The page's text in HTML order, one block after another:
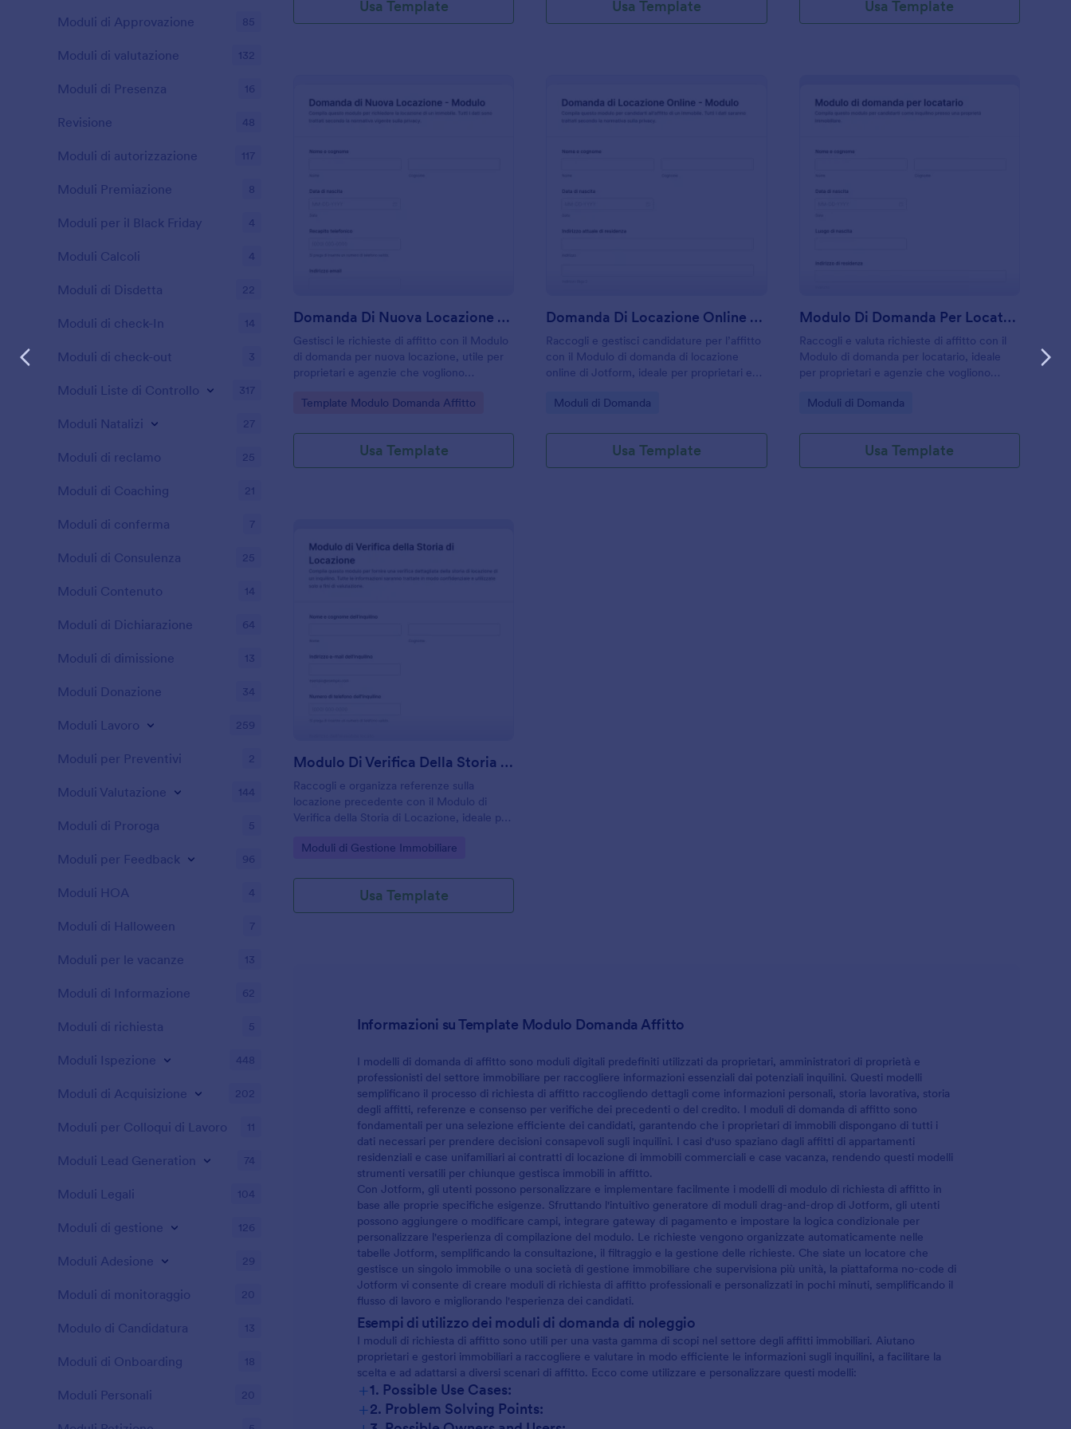
Usa Template Usa Template Usa Template
Domanda Di Nuova Locazione Modulo
Gestisci le richieste di affitto con il Modulo
di domanda per nuova locazione, utile per
proprietari e agenzie che vogliono
organizzare le risposte in modo ordinato
Go to Category:
Template Modulo Domanda Affitto
Usa Template
Domanda Di Locazione Online Modulo
Raccogli e gestisci candidature per l’affitto
con il Modulo di domanda di locazione
online di Jotform, ideale per proprietari e
velocizzare la raccolta dati e la valutazione
Go to Category:
Moduli di Domanda
Usa Template
Modulo Di Domanda Per Locatario
Raccogli e valuta richieste di affitto con il
Modulo di domanda per locatario, ideale
per proprietari e agenzie che vogliono
invio del modulo con Jotform.
Go to Category:
Moduli di Domanda
Usa Template
Modulo Di Verifica Della Storia Di Locazione
Raccogli e organizza referenze sulla
locazione precedente con il Modulo di
Verifica della Storia di Locazione, ideale per
amministratori che vogliono supportare le
ordinata.
Go to Category:
Moduli di Gestione Immobiliare
Usa Template
Informazioni su Template Modulo Domanda Affitto
I modelli di domanda di affitto sono moduli digitali predefiniti utilizzati da proprietari, amministratori di proprietà e
professionisti del settore immobiliare per raccogliere informazioni essenziali dai potenziali inquilini. Questi modelli
semplificano il processo di richiesta di affitto raccogliendo dettagli come informazioni personali, storia lavorativa, storia
degli affitti, referenze e consenso per verifiche dei precedenti o del credito. I moduli di domanda di affitto sono
fondamentali per una selezione efficiente dei candidati, garantendo che i proprietari di immobili dispongano di tutti i
dati necessari per prendere decisioni consapevoli sugli inquilini. I casi d'uso spaziano dagli affitti di appartamenti
residenziali e case unifamiliari ai contratti di locazione di immobili commerciali e case vacanza, rendendo questi modelli
strumenti versatili per chiunque gestisca immobili in affitto.
Con Jotform, gli utenti possono personalizzare e implementare facilmente i modelli di modulo di richiesta di affitto in
base alle proprie specifiche esigenze. Sfruttando l'intuitivo generatore di moduli drag-and-drop di Jotform, gli utenti
possono aggiungere o modificare campi, integrare gateway di pagamento e impostare la logica condizionale per
personalizzare l'esperienza di compilazione del modulo. Le richieste vengono organizzate automaticamente nelle
tabelle Jotform, semplificando la consultazione, il filtraggio e la gestione delle richieste. Che siate un locatore che
gestisce un singolo immobile o una società di gestione immobiliare che supervisiona più unità, la piattaforma no-code di
Jotform vi consente di creare moduli di richiesta di affitto professionali e personalizzati in pochi minuti, semplificando il
flusso di lavoro e migliorando l'esperienza dei candidati.
Esempi di utilizzo dei moduli di domanda di noleggio
I moduli di richiesta di affitto sono utili per una vasta gamma di scopi nel settore degli affitti immobiliari. Aiutano
proprietari e gestori immobiliari a raccogliere e valutare in modo efficiente le informazioni sugli inquilini, a facilitare la
scelta e ad adattarsi a diversi scenari di affitto. Ecco come utilizzare e personalizzare questi modelli:
+1. Possible Use Cases:
+2. Problem Solving Points:
Moduli di Approvazione 85
Moduli di valutazione 132
Moduli di Presenza 16
Revisione 48
Moduli di autorizzazione 117
Moduli Premiazione 8
Moduli per il Black Friday 4
Moduli Calcoli 4
Moduli di Disdetta 22
Moduli di check-In 14
Moduli di check-out 3
Moduli Liste di Controllo 317
Moduli Natalizi 27
Moduli di reclamo 25
Moduli di Coaching 21
Moduli di conferma 7
Moduli di Consulenza 25
Moduli Contenuto 14
Moduli di Dichiarazione 64
Moduli di dimissione 13
Moduli Donazione 34
Moduli Lavoro 259
Moduli per Preventivi 2
Moduli Valutazione 144
Moduli di Proroga 5
Moduli per Feedback 96
Moduli HOA 4
Moduli di Halloween 7
Moduli per le vacanze 13
Moduli di Informazione 62
Moduli di richiesta 5
Moduli Ispezione 448
Moduli di Acquisizione 202
Moduli per Colloqui di Lavoro 11
Moduli Lead Generation 74
Moduli Legali 104
Moduli di gestione 126
Moduli Adesione 29
Moduli di monitoraggio 20
Modulo di Candidatura 13
Moduli di Onboarding 18
Moduli Personali 20